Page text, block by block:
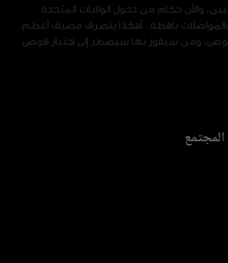
والآن حكام من دخول الولايات المتحدة..
والمواصلات باهظة.. أهكذا يتصرف مضيف أعظم
ومن سيفوز بها سيضطر إلى اجتياز فوضى